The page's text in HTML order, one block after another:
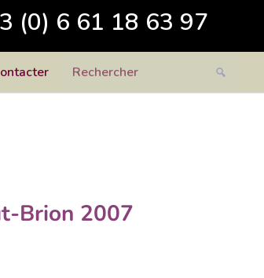
(0) 6 61 18 63 97
Brion 2007